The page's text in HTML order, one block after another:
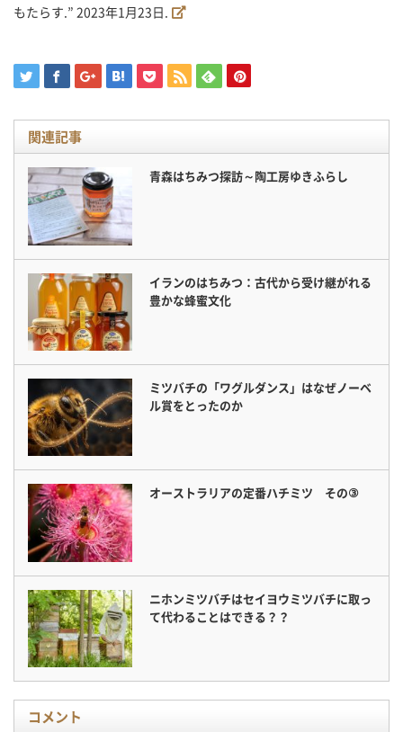
もたらす.” 2023年1月23日.
関連記事
青森はちみつ探訪～陶工房ゆきふらし
イランのはちみつ：古代から受け継がれる
豊かな蜂蜜文化
ミツバチの「ワグルダンス」はなぜノーベ
ル賞をとったのか
オーストラリアの定番ハチミツ その③
ニホンミツバチはセイヨウミツバチに取っ
て代わることはできる？？
コメント